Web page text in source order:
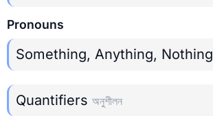
Pronouns
Something, Anything,
Quantifiers অনুশীলন